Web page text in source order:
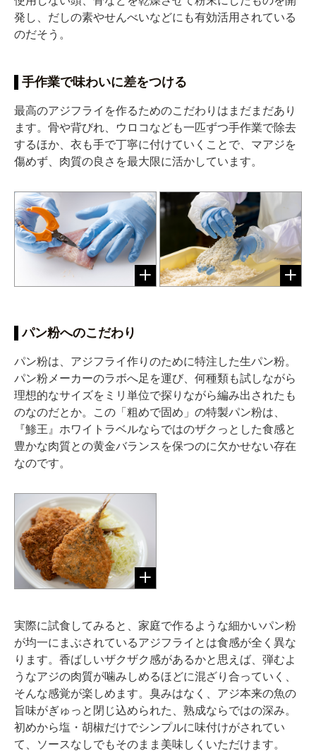
発し、だしの素やせんべいなどにも有効活用されている
のだそう。
手作業で味わいに差をつける
最高のアジフライを作るためのこだわりはまだまだあり
ます。骨や背びれ、ウロコなども一匹ずつ手作業で除去
するほか、衣も手で丁寧に付けていくことで、マアジを
傷めず、肉質の良さを最大限に活かしています。
パン粉へのこだわり
パン粉は、アジフライ作りのために特注した生パン粉。
パン粉メーカーのラボへ足を運び、何種類も試しながら
理想的なサイズをミリ単位で探りながら編み出されたも
のなのだとか。この「粗めで固め」の特製パン粉は、
『鯵王』ホワイトラベルならではのザクっとした食感と
豊かな肉質との黄金バランスを保つのに欠かせない存在
なのです。
実際に試食してみると、家庭で作るような細かいパン粉
が均一にまぶされているアジフライとは食感が全く異な
ります。香ばしいザクザク感があるかと思えば、弾むよ
うなアジの肉質が噛みしめるほどに混ざり合っていく、
そんな感覚が楽しめます。臭みはなく、アジ本来の魚の
旨味がぎゅっと閉じ込められた、熟成ならではの深み。
初めから塩・胡椒だけでシンプルに味付けがされてい
て、ソースなしでもそのまま美味しくいただけます。